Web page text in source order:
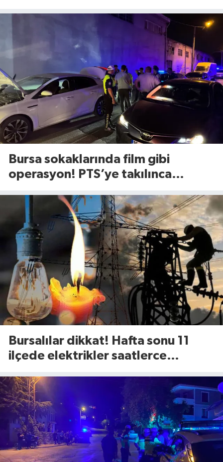
Bursa sokaklarında film gibi
operasyon! PTS’ye takılınca
Bursalılar dikkat! Hafta sonu 11
ilçede elektrikler saatlerce